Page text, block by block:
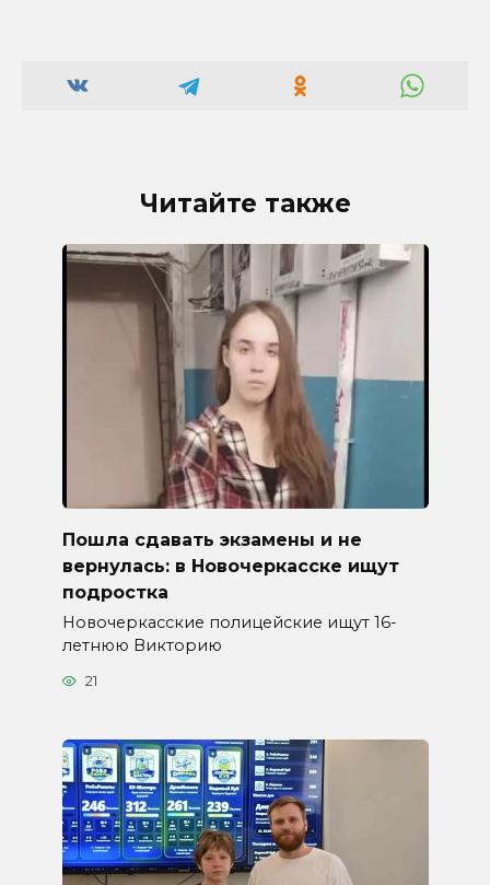
Читайте также
Пошла сдавать экзамены и не
вернулась: в Новочеркасске ищут
подростка
Новочеркасские полицейские ищут 16-
летнюю Викторию
21